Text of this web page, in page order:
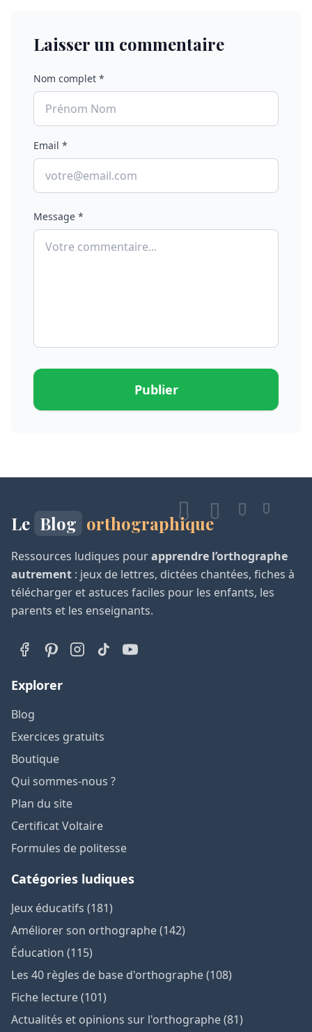
Laisser un commentaire
Nom complet *
Email *
Message *
Publier
Le Blog orthographique
Ressources ludiques pourapprendre l’orthographe
autrement : jeux de lettres, dictées chantées, fiches à
télécharger et astuces faciles pour les enfants, les
parents et les enseignants.
Explorer
Blog
Exercices gratuits
Boutique
Qui sommes-nous ?
Plan du site
Certificat Voltaire
Formules de politesse
Catégories ludiques
Jeux éducatifs (181)
Améliorer son orthographe (142)
Éducation (115)
Les 40 règles de base d'orthographe (108)
Fiche lecture (101)
Actualités et opinions sur l'orthographe (81)